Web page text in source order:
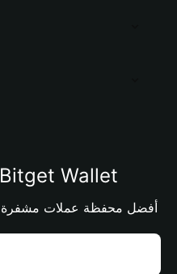
تنزيل تطبيق محفظة Bitget Wallet
أفضل محفظة عملات مشفرة آمنة يثق بها